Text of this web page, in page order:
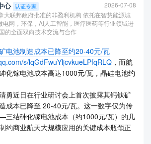
心 认证专家
2026-07-08
大联邦政府批准的非盈利机构 依托在智慧能源城
电网，环保，AI人工智能，医疗医药等行业领域进
的全面双向技术交流与合作
电池制造成本已降至约20-40元/瓦
s/lqGdFwuYljcvkueLPfqRLQ ，而航
化镓电池成本高达1000元/瓦，晶硅电池约
勇近日在行业研讨会上首次披露其钙钛矿
成本已降至 20-40元/瓦。这一数字仅为传
结砷化镓电池成本（约1000元/瓦）的几
约商业航天大规模应用的关键成本瓶颈正